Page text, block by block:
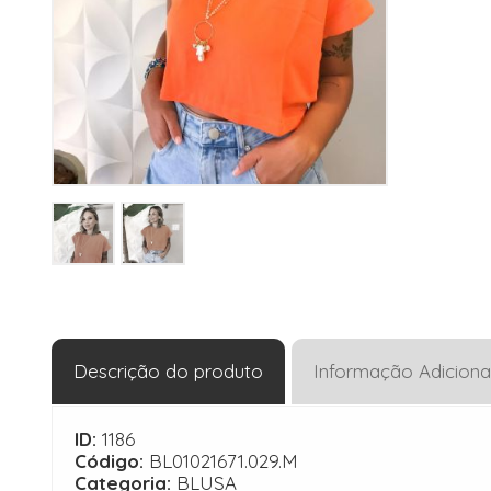
Descrição do produto Informação
ID: 1186
Código: BL01021671.029.M
Categoria: BLUSA